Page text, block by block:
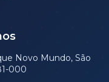
Novo Mundo, São
000